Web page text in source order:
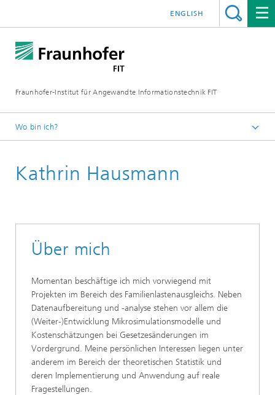
Fraunhofer-Institut für Angewandte Informationstechnik FIT
ENGLISH
Wo bin ich?
Geschäftsfelder
Kathrin Hausmann
Über mich
Momentan beschäftige ich mich vorwiegend mit
Projekten im Bereich des Familienlastenausgleichs. Neben
Datenaufbereitung und -analyse stehen vor allem die
(Weiter-)Entwicklung Mikrosimulationsmodelle und
Kostenschätzungen bei Gesetzesänderungen im
Vordergrund. Meine persönlichen Interessen liegen unter
anderem im Bereich der theoretischen Statistik und
deren Implementierung und Anwendung auf reale
Fragestellungen.